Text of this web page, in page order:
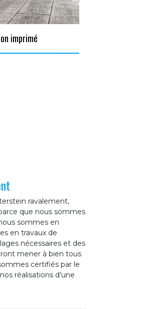
imprimé
ravalement,
que nous sommes
sommes en
en travaux de
nécessaires et des
mener à bien tous
certifiés par le
réalisations d’une